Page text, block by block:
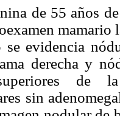
de 55 años
se evidencia
derecha y
superiores de
sin